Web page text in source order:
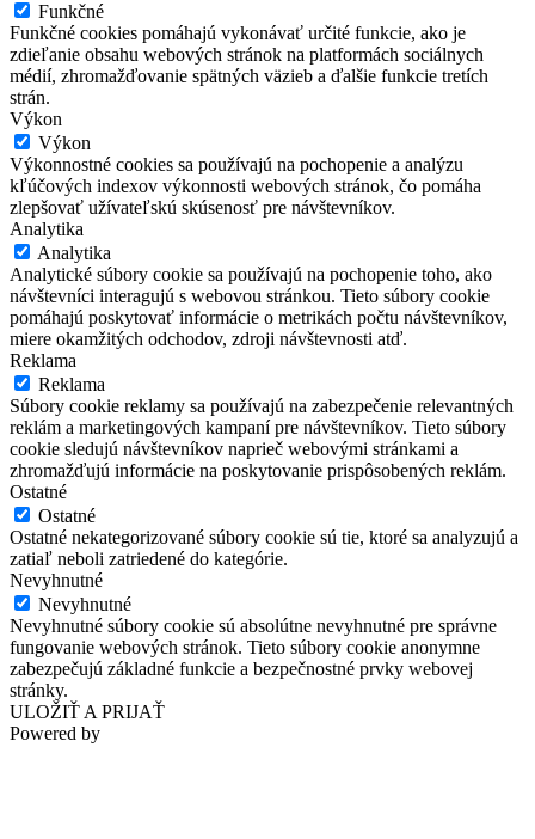
Funkčné
Funkčné cookies pomáhajú vykonávať určité funkcie, ako je
zdieľanie obsahu webových stránok na platformách sociálnych
médií, zhromažďovanie spätných väzieb a ďalšie funkcie tretích
strán.
Výkon
Výkon
Výkonnostné cookies sa používajú na pochopenie a analýzu
kľúčových indexov výkonnosti webových stránok, čo pomáha
zlepšovať užívateľskú skúsenosť pre návštevníkov.
Analytika
Analytika
Analytické súbory cookie sa používajú na pochopenie toho, ako
návštevníci interagujú s webovou stránkou. Tieto súbory cookie
pomáhajú poskytovať informácie o metrikách počtu návštevníkov,
miere okamžitých odchodov, zdroji návštevnosti atď.
Reklama
Reklama
Súbory cookie reklamy sa používajú na zabezpečenie relevantných
reklám a marketingových kampaní pre návštevníkov. Tieto súbory
cookie sledujú návštevníkov naprieč webovými stránkami a
zhromažďujú informácie na poskytovanie prispôsobených reklám.
Ostatné
Ostatné
Ostatné nekategorizované súbory cookie sú tie, ktoré sa analyzujú a
zatiaľ neboli zatriedené do kategórie.
Nevyhnutné
Nevyhnutné
Nevyhnutné súbory cookie sú absolútne nevyhnutné pre správne
fungovanie webových stránok. Tieto súbory cookie anonymne
zabezpečujú základné funkcie a bezpečnostné prvky webovej
stránky.
ULOŽIŤ A PRIJAŤ
Powered by